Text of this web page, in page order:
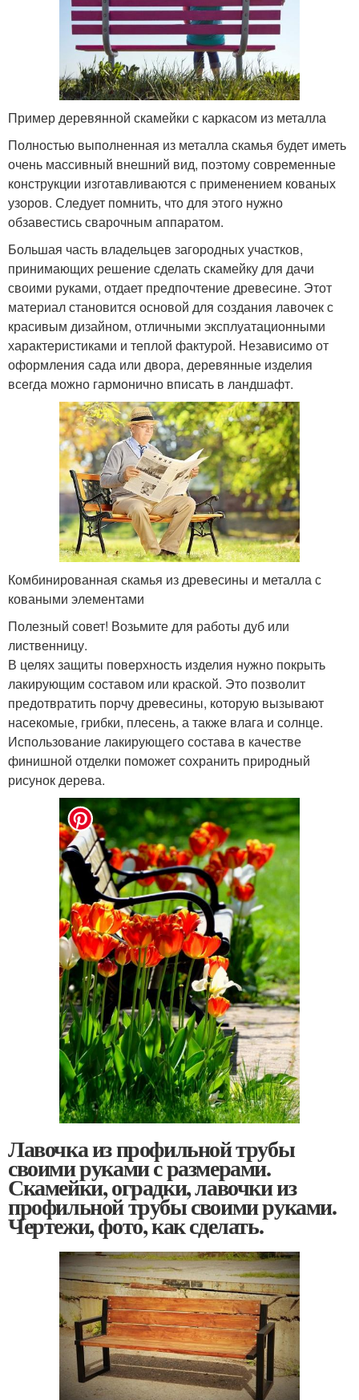
Пример деревянной скамейки с каркасом из металла
Полностью выполненная из металла скамья будет иметь
очень массивный внешний вид, поэтому современные
конструкции изготавливаются с применением кованых
узоров. Следует помнить, что для этого нужно
обзавестись сварочным аппаратом.
Большая часть владельцев загородных участков,
принимающих решение сделать скамейку для дачи
своими руками, отдает предпочтение древесине. Этот
материал становится основой для создания лавочек с
красивым дизайном, отличными эксплуатационными
характеристиками и теплой фактурой. Независимо от
оформления сада или двора, деревянные изделия
всегда можно гармонично вписать в ландшафт.
Комбинированная скамья из древесины и металла с
коваными элементами
Полезный совет! Возьмите для работы дуб или
лиственницу.
В целях защиты поверхность изделия нужно покрыть
лакирующим составом или краской. Это позволит
предотвратить порчу древесины, которую вызывают
насекомые, грибки, плесень, а также влага и солнце.
Использование лакирующего состава в качестве
финишной отделки поможет сохранить природный
рисунок дерева.
Лавочка из профильной трубы
своими руками с размерами.
Скамейки, оградки, лавочки из
профильной трубы своими руками.
Чертежи, фото, как сделать.